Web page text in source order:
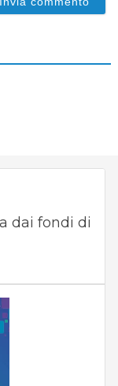
dai fondi di